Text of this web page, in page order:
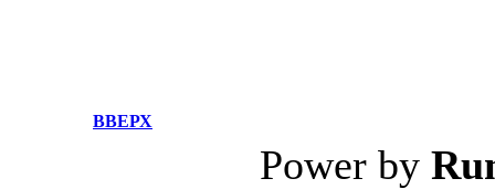
ВВЕРХ
Power by